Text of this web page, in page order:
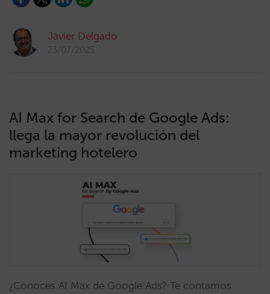
Javier Delgado
23/07/2025
AI Max for Search de Google Ads:
llega la mayor revolución del
marketing hotelero
¿Conoces AI Max de Google Ads? Te contamos